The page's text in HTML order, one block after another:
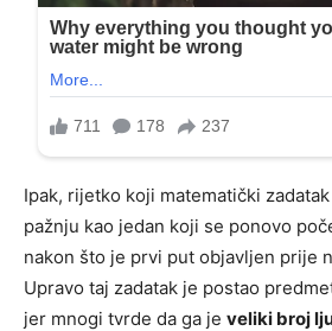
Ipak, rijetko koji matematički
pažnju kao jedan koji se ponovo
nakon što je prvi put objavljen prije
Upravo taj zadatak je postao
jer mnogi tvrde da ga je veliki broj